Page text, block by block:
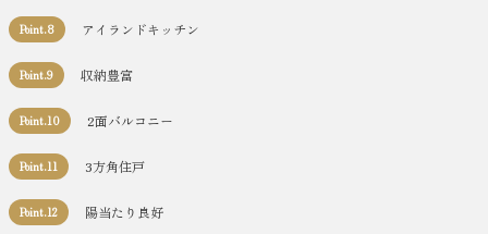
Point.8 アイランドキッチン
Point.9 収納豊富
Point.10 2面バルコニー
Point.11 3方角住戸
Point.12 陽当たり良好